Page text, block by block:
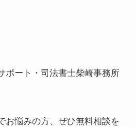
ポート・司法書士柴崎事務所
お悩みの方、ぜひ無料相談を